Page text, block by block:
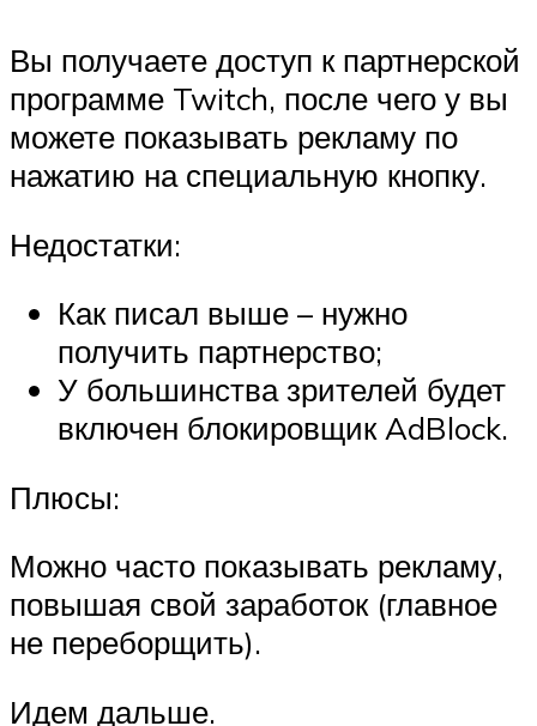
Вы получаете доступ к партнерской
программе Twitch, после чего у вы
можете показывать рекламу по
нажатию на специальную кнопку.
Недостатки:
Как писал выше – нужно
получить партнерство;
У большинства зрителей будет
включен блокировщик AdBlock.
Плюсы:
Можно часто показывать рекламу,
повышая свой заработок (главное
не переборщить).
Идем дальше.